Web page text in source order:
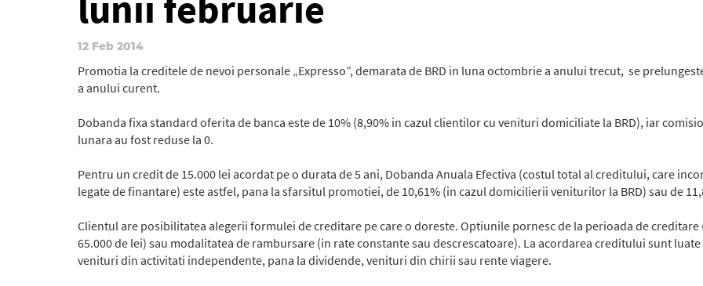
12 Feb 2014
Promotia la creditele de nevoi personale „Expresso”, demarata de BRD in luna octombrie a anului trecut, se
a anului curent.
Dobanda fixa standard oferita de banca este de 10% (8,90% in cazul clientilor cu venituri domiciliate la BRD), iar
lunara au fost reduse la 0.
Pentru un credit de 15.000 lei acordat pe o durata de 5 ani, Dobanda Anuala Efectiva (costul total al creditului, care
legate de finantare) este astfel, pana la sfarsitul promotiei, de 10,61% (in cazul domicilierii veniturilor la BRD) sau de
Clientul are posibilitatea alegerii formulei de creditare pe care o doreste. Optiunile pornesc de la perioada de
65.000 de lei) sau modalitatea de rambursare (in rate constante sau descrescatoare). La acordarea creditului sunt
venituri din activitati independente, pana la dividende, venituri din chirii sau rente viagere.